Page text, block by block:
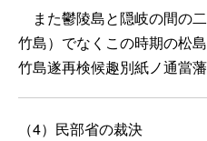
また鬱陵島と隠岐の間の
竹島）でなくこの時期の松
竹島遂再検候趣別紙ノ通當
（4）民部省の裁決